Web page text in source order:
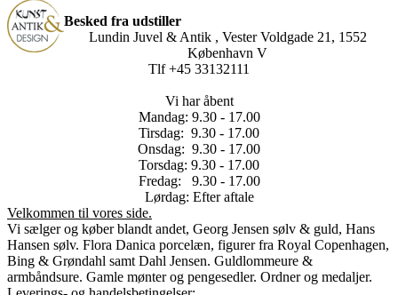
Besked fra udstiller
Lundin Juvel & Antik , Vester Voldgade 21, 1552
København V
Tlf +45 33132111
Vi har åbent
Mandag: 9.30 - 17.00
Tirsdag: 9.30 - 17.00
Onsdag: 9.30 - 17.00
Torsdag: 9.30 - 17.00
Fredag: 9.30 - 17.00
Lørdag: Efter aftale
Velkommen til vores side.
Vi sælger og køber blandt andet, Georg Jensen sølv & guld, Hans
Hansen sølv. Flora Danica porcelæn, figurer fra Royal Copenhagen,
Bing & Grøndahl samt Dahl Jensen. Guldlommeure &
armbåndsure. Gamle mønter og pengesedler. Ordner og medaljer.